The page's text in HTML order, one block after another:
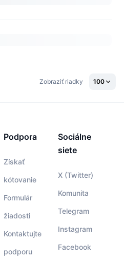
Zobraziť riadky 100
Podpora
Získať
kótovanie
Formulár
žiadosti
Kontaktujte
podporu
Sociálne
siete
X (Twitter)
Komunita
Telegram
Instagram
Facebook